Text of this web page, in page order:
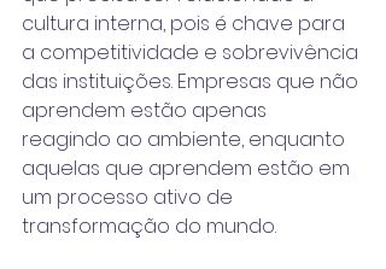
cultura interna, pois é chave para
a competitividade e sobrevivência
das instituições. Empresas que não
aprendem estão apenas
reagindo ao ambiente, enquanto
aquelas que aprendem estão em
um processo ativo de
transformação do mundo.